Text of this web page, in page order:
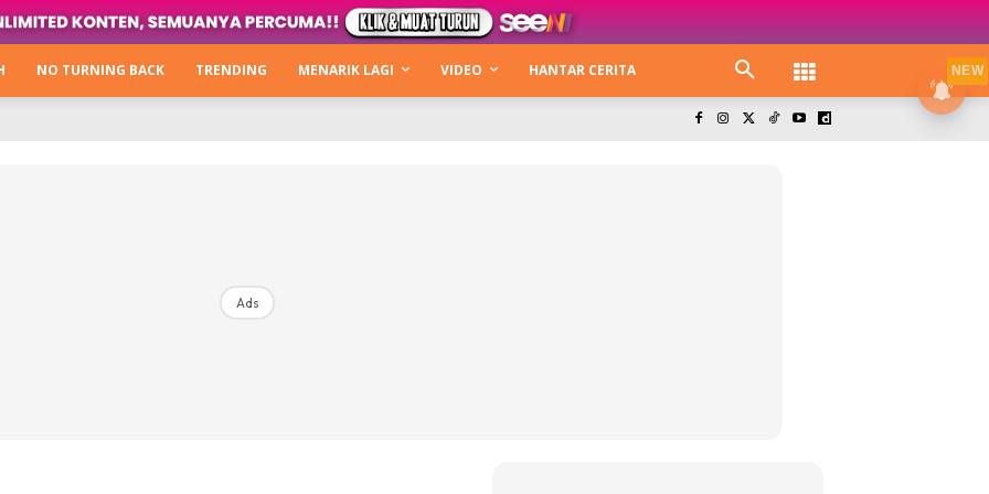
Hijabista
Next Level
NO TURNING BACK TRENDING MENARIK LAGI VIDEO HANTAR CERITA
Ads
NEW